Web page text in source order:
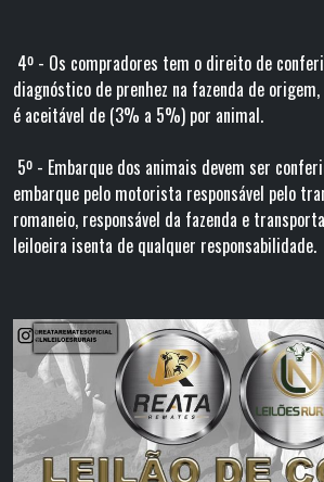
4º - Os compradores tem o direito de
diagnóstico de prenhez na fazenda de
é aceitável de (3% a 5%) por
5º - Embarque dos animais devem ser
embarque pelo motorista responsável pelo
romaneio, responsável da fazenda e
leiloeira isenta de qualquer responsabilidade.